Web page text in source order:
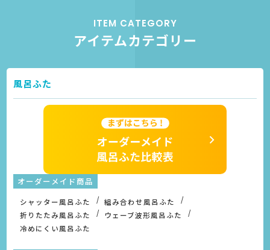
ITEM CATEGORY
アイテムカテゴリー
風呂ふた
オーダーメイド商品
シャッター風呂ふた
組み合わせ風呂ふた
折りたたみ風呂ふた
ウェーブ波形風呂ふた
冷めにくい風呂ふた